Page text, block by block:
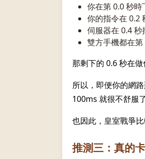
你在第 0.0 秒時
你的指令在 0.2
伺服器在 0.4 秒
雙方手機都在第
那剩下的 0.6 秒在
所以，即便你的網
100ms 就很不舒服了
也因此，皇室戰爭
推測三：真的